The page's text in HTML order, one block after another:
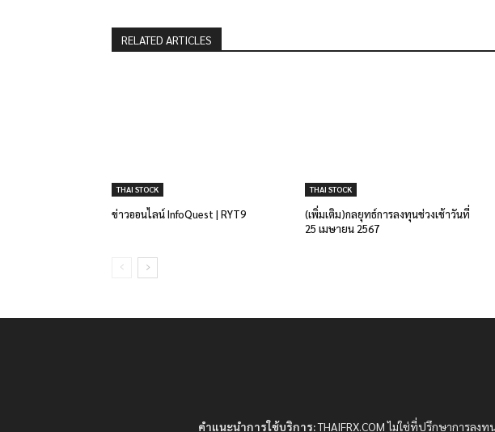
RELATED ARTICLES
THAI STOCK
ข่าวออนไลน์ InfoQuest | RYT9
THAI STOCK
(เพิ่มเติม)กลยุทธ์การลงทุนช่วงเช้าวันที่
25 เมษายน 2567
คำแนะนำการใช้บริการ:THAIFRX.COM ไม่ใช่ที่ปรึกษาการลง